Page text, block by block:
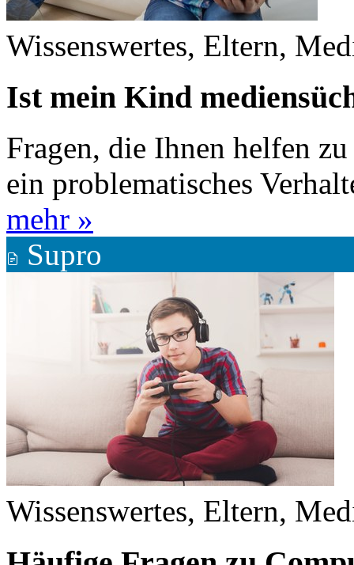
Wissenswertes, Eltern,
Ist mein Kind
Fragen, die Ihnen helfen
ein problematisches
mehr »
Supro
Wissenswertes, Eltern,